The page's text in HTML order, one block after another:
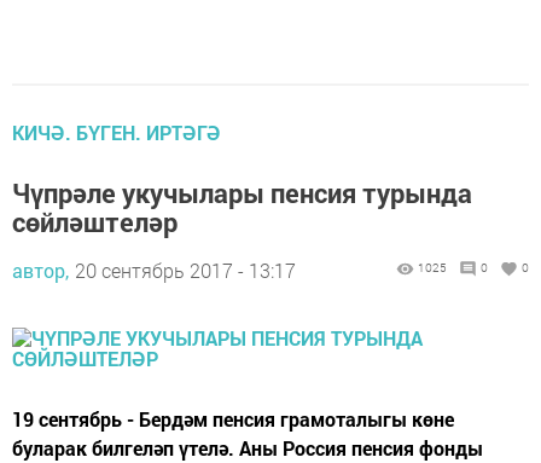
КИЧӘ. БҮГЕН. ИРТӘГӘ
Чүпрәле укучылары пенсия турында
сөйләштеләр
автор, 20 сентябрь 2017 - 13:17 1025 0 0
19 сентябрь - Бердәм пенсия грамоталыгы көне
буларак билгеләп үтелә. Аны Россия пенсия фонды